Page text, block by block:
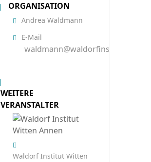
ORGANISATION
Andrea Waldmann
E-Mail
waldmann@waldorfinstitut.de
WEITERE
VERANSTALTER
Waldorf Institut Witten